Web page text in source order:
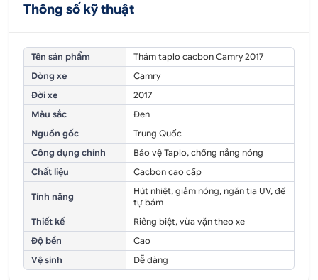
Thông số kỹ thuật
Tên sản phẩm
Thảm taplo cacbon Camry 2017
Dòng xe
Camry
Đời xe
2017
Màu sắc
Đen
Nguồn gốc
Trung Quốc
Công dụng chính
Bảo vệ Taplo, chống nắng nóng
Chất liệu
Cacbon cao cấp
Tính năng
Hút nhiệt, giảm nóng, ngăn tia UV, đế
tự bám
Thiết kế
Riêng biệt, vừa vặn theo xe
Độ bền
Cao
Vệ sinh
Dễ dàng